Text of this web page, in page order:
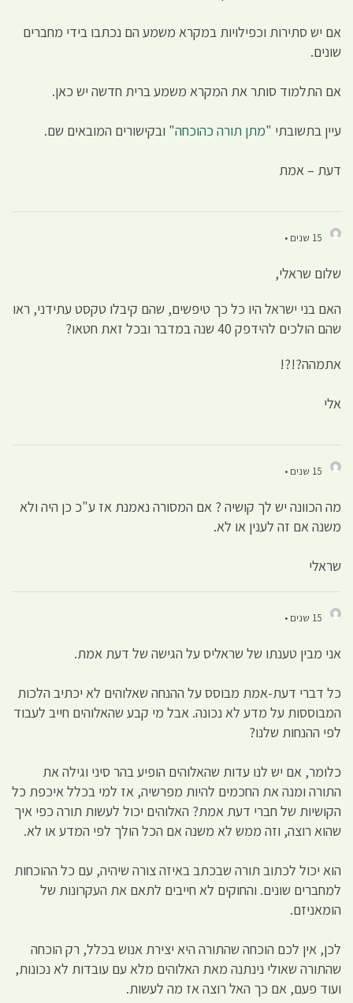
אם יש סתירות וכפילויות במקרא משמע הם נכתבו בידי מחברים
שונים.
אם התלמוד סותר את המקרא משמע ברית חדשה יש כאן.
עיין בתשובתי "מתן תורה כהוכחה" ובקישורים המובאים שם.
דעת – אמת
15 שנים •
שלום שראלי,
האם בני ישראל היו כל כך טיפשים, שהם קיבלו טקסט עתידני, ראו
שהם הולכים להידפק 40 שנה במדבר ובכל זאת חטאו?
אתמהה?!?!
אלי
15 שנים •
מה הכוונה יש לך קושיה ? אם המסורה נאמנת אז ע"כ כן היה ולא
משנה אם זה לענין או לא.
שראלי
15 שנים •
אני מבין טענתו של שראליס על הגישה של דעת אמת.
כל דברי דעת-אמת מבוסס על ההנחה שאלוהים לא יכתיב הלכות
המבוססות על מדע לא נכונה. אבל מי קבע שהאלוהים חייב לעבוד
לפי ההנחות שלנו?
כלומר, אם יש לנו עדות שהאלוהים הופיע בהר סיני וגילה את
התורה ומנה את החכמים להיות מפרשיה, אז למי בכלל איכפת כל
הקושיות של חברי דעת אמת? האלוהים יכול לעשות תורה כפי איך
שהוא רוצה, וזה ממש לא משנה אם הכל הולך לפי המדע או לא.
הוא יכול לכתוב תורה שבכתב באיזה צורה שיהיה, עם כל ההוכחות
למחברים שונים. והחוקים לא חייבים לתאם את העקרונות של
הומאניזם.
לכן, אין לכם הוכחה שהתורה היא יצירת אנוש בכלל, רק הוכחה
שהתורה שאולי נינתנה מאת האלוהים מלא עם עובדות לא נכונות,
ועוד פעם, אם כך האל רוצה אז מה לעשות.